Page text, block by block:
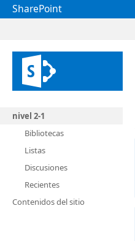
SharePoint
nivel 2-1
Bibliotecas
Listas
Discusiones
Recientes
Contenidos del sitio